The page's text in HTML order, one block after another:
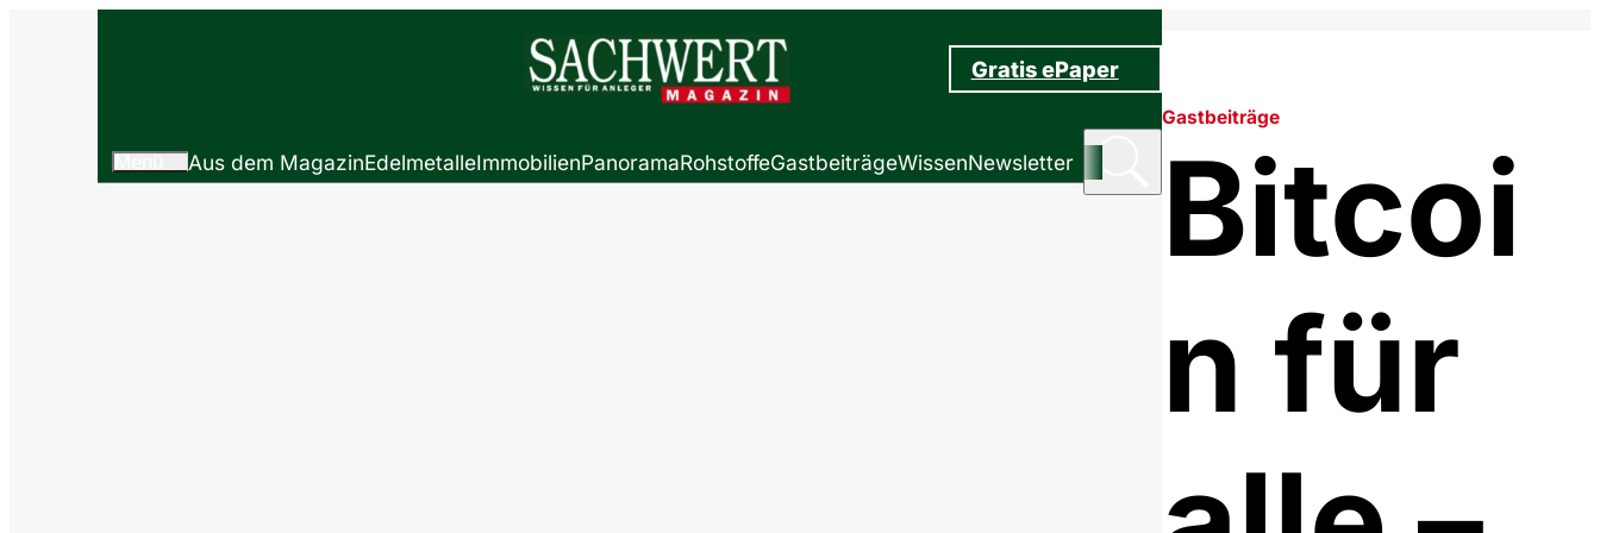
Gratis ePaper
Aus dem MagazinEdelmetalleImmobilienPanoramaRohstoffeGastbeiträgeWissenNewsletter
Gastbeiträge
Bitcoi
n für